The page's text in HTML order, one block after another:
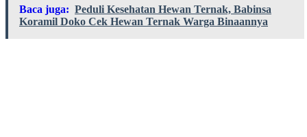
Baca juga: Peduli Kesehatan Hewan Ternak, Babinsa
Koramil Doko Cek Hewan Ternak Warga Binaannya